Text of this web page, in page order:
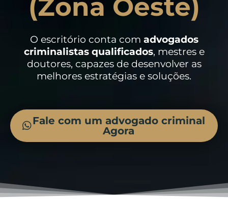
(Zona Oeste)
O escritório conta com advogados
criminalistasqualificados, mestres e
doutores, capazes de desenvolver as
melhores estratégias e soluções.
Fale com um advogado criminal
Agora